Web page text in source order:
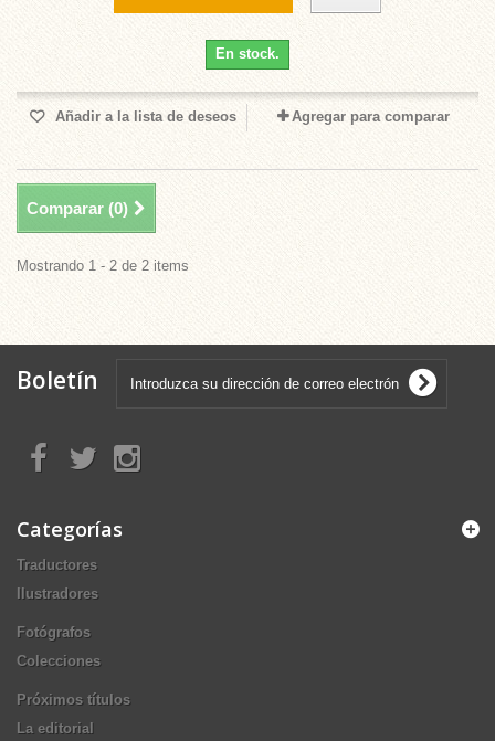
En stock.
Añadir a la lista de deseos Agregar para comparar
Comparar (0)
Mostrando 1 - 2 de 2 items
Boletín
Categorías
Traductores
Ilustradores
Fotógrafos
Colecciones
Próximos títulos
La editorial